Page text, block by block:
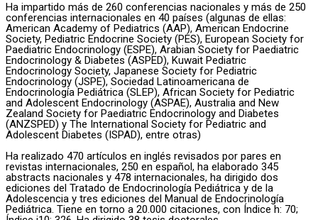
Ha impartido más de 260 conferencias nacionales y más de 250
conferencias internacionales en 40 países (algunas de ellas:
American Academy of Pediatrics (AAP), American Endocrine
Society, Pediatric Endocrine Society (PES), European Society for
Paediatric Endocrinology (ESPE), Arabian Society for Paediatric
Endocrinology & Diabetes (ASPED), Kuwait Pediatric
Endocrinology Society, Japanese Society for Pediatric
Endocrinology (JSPE), Sociedad Latinoamericana de
Endocrinología Pediátrica (SLEP), African Society for Pediatric
and Adolescent Endocrinology (ASPAE), Australia and New
Zealand Society for Paediatric Endocrinology and Diabetes
(ANZSPED) y The International Society for Pediatric and
Adolescent Diabetes (ISPAD), entre otras)
Ha realizado 470 artículos en inglés revisados por pares en
revistas internacionales, 250 en español, ha elaborado 345
abstracts nacionales y 478 internacionales, ha dirigido dos
ediciones del Tratado de Endocrinología Pediátrica y de la
Adolescencia y tres ediciones del Manual de Endocrinología
Pediátrica. Tiene en torno a 20.000 citaciones, con Índice h: 70;